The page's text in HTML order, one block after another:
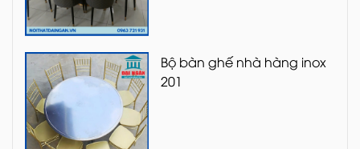
Bộ bàn ghế nhà hàng inox
201